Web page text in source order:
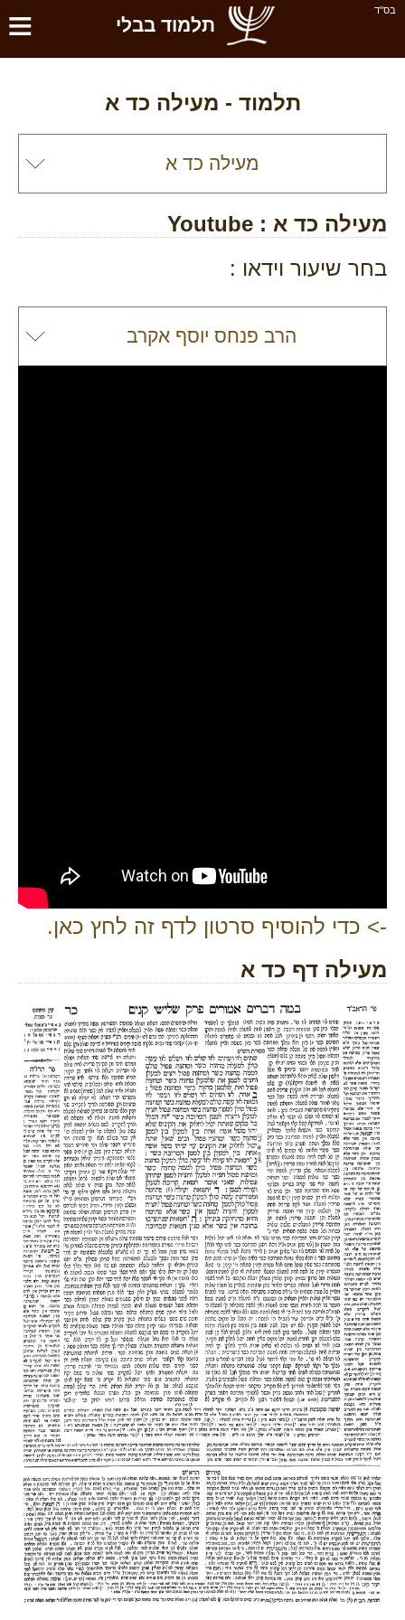
בס''ד ≡ תלמוד בבלי
תלמוד - מעילה כד א
מעילה כד א : Youtube
בחר שיעור וידאו :
-> כדי להוסיף סרטון לדף זה לחץ כאן.
מעילה דף כד א